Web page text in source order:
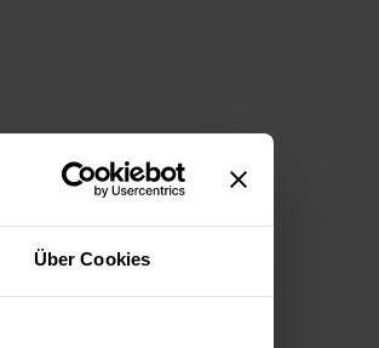
Über Cookies